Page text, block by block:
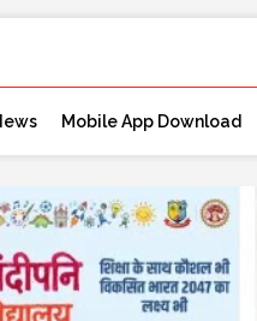
Mobile App Download